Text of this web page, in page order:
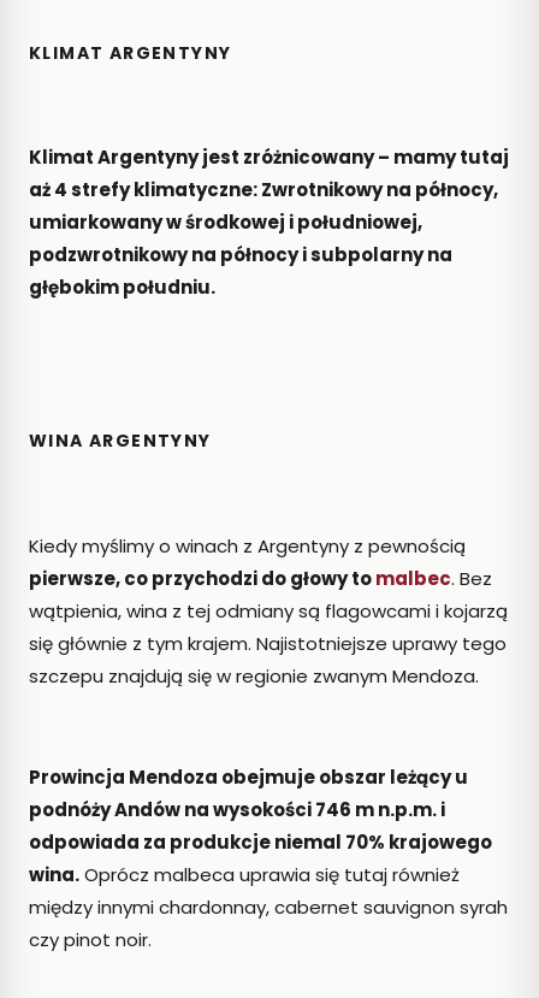
najsłynniejszym
2025-
Winnica
Adoria
–
dolnośląska
KLIMAT ARGENTYNY
Klimat Argentyny jest zróżnicowany – mamy tutaj
aż 4 strefy klimatyczne: Zwrotnikowy na północy,
umiarkowany w środkowej i południowej,
podzwrotnikowy na północy i subpolarny na
głębokim południu.
WINA ARGENTYNY
Kiedy myślimy o winach z Argentyny z pewnością
pierwsze, co przychodzi do głowy tomalbec. Bez
wątpienia, wina z tej odmiany są flagowcami i kojarzą
się głównie z tym krajem. Najistotniejsze uprawy tego
szczepu znajdują się w regionie zwanym Mendoza.
Prowincja Mendoza obejmuje obszar leżący u
podnóży Andów na wysokości 746 m n.p.m. i
odpowiada za produkcje niemal 70% krajowego
wina.Oprócz malbeca uprawia się tutaj również
między innymi chardonnay, cabernet sauvignon syrah
czy pinot noir.